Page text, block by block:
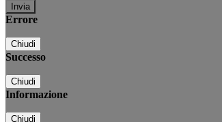
Errore
Chiudi
Successo
Chiudi
Informazione
Chiudi